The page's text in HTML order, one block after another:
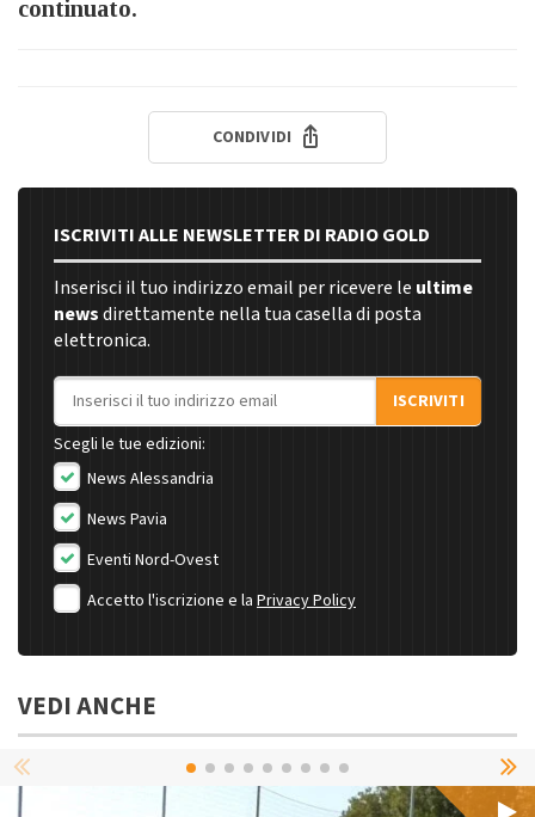
continuato.
CONDIVIDI
ISCRIVITI ALLE NEWSLETTER DI RADIO GOLD
Inserisci il tuo indirizzo email per ricevere le ultime
newsdirettamente nella tua casella di posta
elettronica.
Indirizzo email
ISCRIVITI
Scegli le tue edizioni:
News Alessandria
News Pavia
Eventi Nord-Ovest
Accetto l'iscrizione e la Privacy Policy
VEDI ANCHE